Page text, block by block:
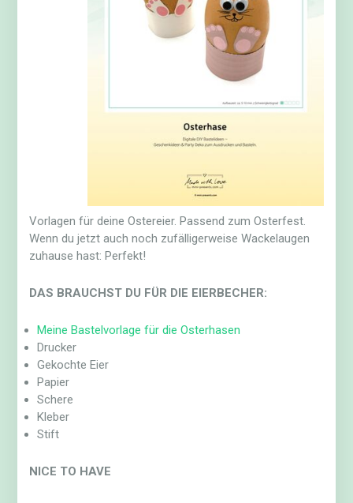
Vorlagen für deine Ostereier. Passend zum Osterfest.
Wenn du jetzt auch noch zufälligerweise Wackelaugen
zuhause hast: Perfekt!
DAS BRAUCHST DU FÜR DIE EIERBECHER:
Meine Bastelvorlage für die Osterhasen
Drucker
Gekochte Eier
Papier
Schere
Kleber
Stift
NICE TO HAVE